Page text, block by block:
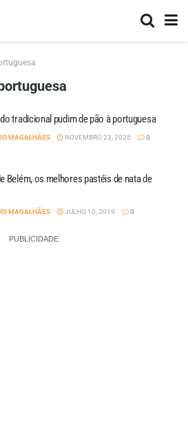
tradicional pudim de pão à portuguesa
MAGALHÃES NOVEMBRO 23, 2025 0
Belém, os melhores pastéis de nata de
MAGALHÃES JULHO 10, 2019 0
PUBLICIDADE